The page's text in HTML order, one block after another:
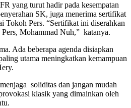
yang turut hadir pada kesempatan
SK, juga menerima sertifikat
Tokoh Pers. “Sertifikat ini diserahkan
Mohammad Nuh,” katanya.
Ada beberapa agenda disiapkan
utama meningkatkan kemampuan
soliditas dan jangan mudah
klasik yang dimainkan oleh